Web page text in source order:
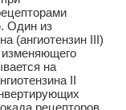
Один из
(ангиотензин III)
изменяющего
на
II